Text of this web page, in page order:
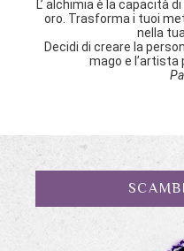
L’ alchimia è la capacità
oro. Trasforma i tuoi
nella
Decidi di creare la
mago e l’artista